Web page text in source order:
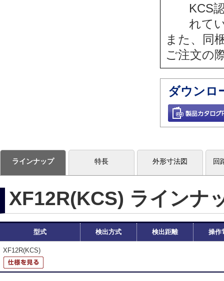
KCS
れて
また、同
ご注文の
ダウンロ
ラインナップ 特長 外形寸法図 回
XF12R(KCS) ラインナ
型式 検出方式 検出距離 操作
XF12R(KCS)